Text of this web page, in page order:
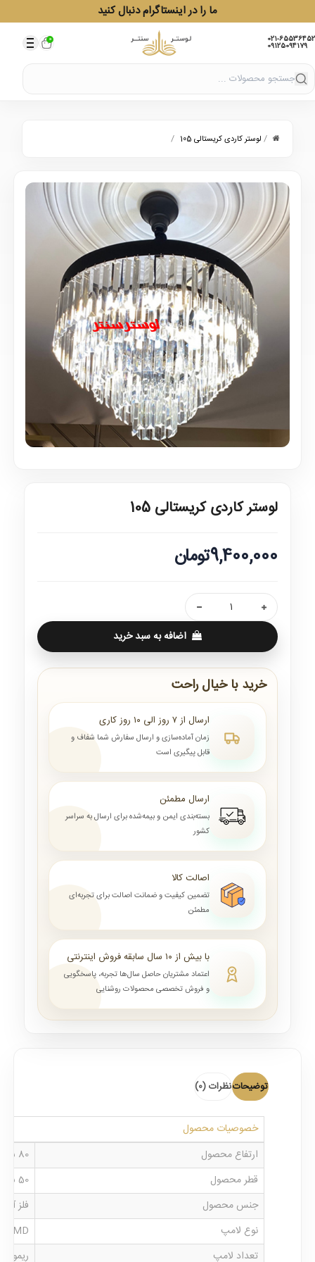
ما را در اینستاگرام دنبال کنید
021-65536452
09125094179
0
/ لوستر کاردی کریستالی 105 /
لوستر کاردی کریستالی 105
9,400,000تومان
اضافه به سبد خرید
خرید با خیال راحت
ارسال از ۷ روز الی ۱۰ روز کاری
زمان آماده‌سازی و ارسال سفارش شما شفاف و
قابل پیگیری است
ارسال مطمئن
بسته‌بندی ایمن و بیمه‌شده برای ارسال به سراسر
کشور
اصالت کالا
تضمین کیفیت و ضمانت اصالت برای تجربه‌ای
مطمئن
با بیش از ۱۰ سال سابقه فروش اینترنتی
اعتماد مشتریان حاصل سال‌ها تجربه، پاسخگویی
و فروش تخصصی محصولات روشنایی
توضیحاتنظرات (0)
خصوصیات محصول
ارتفاع محصول
80 سانت
قطر محصول
50 سانت
جنس محصول
فلز
نوع لامپ
SMD
تعداد لامپ
ریموتی